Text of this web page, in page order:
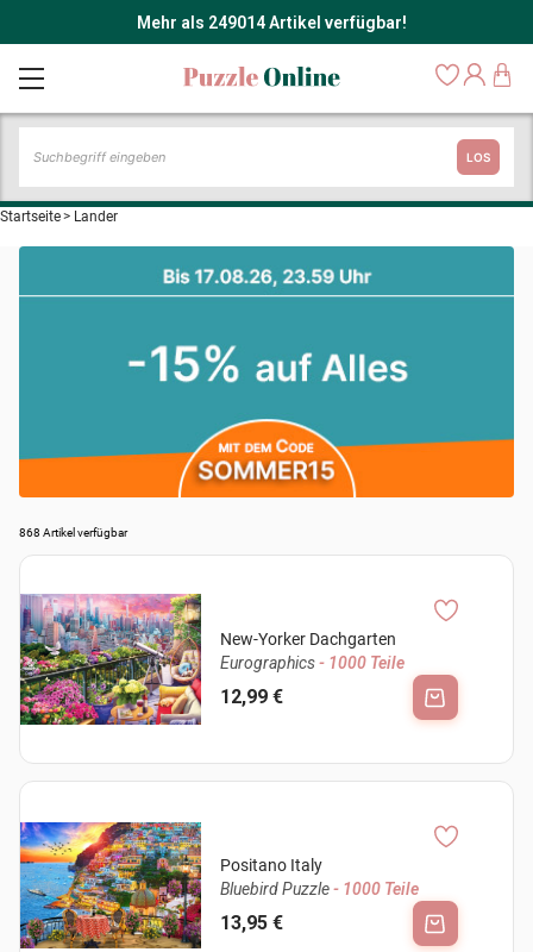
Mehr als 249014 Artikel verfügbar!
LOS
Startseite> Lander
868 Artikel verfügbar
New-Yorker Dachgarten
Eurographics- 1000 Teile
12,99 €
Positano Italy
Bluebird Puzzle- 1000 Teile
13,95 €